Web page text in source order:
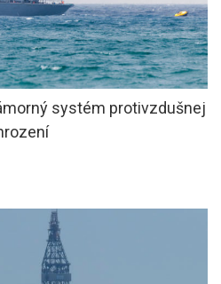
systém protivzdušnej